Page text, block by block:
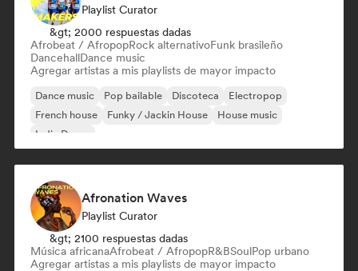
Playlist Curator
&gt; 2000 respuestas dadas
Afrobeat / AfropopRock alternativoFunk brasileño
DancehallDance music
Agregar artistas a mis playlists de mayor impacto
Dance music Pop bailable Discoteca
Electropop
French house
Funky / Jackin House
House music
Indie Dance
Afronation Waves
Playlist Curator
&gt; 2100 respuestas dadas
Música africanaAfrobeat / AfropopR&BSoulPop urbano
Agregar artistas a mis playlists de mayor impacto